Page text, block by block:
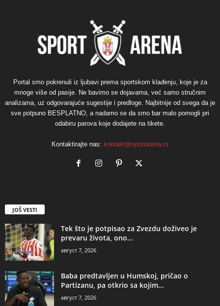
Portal smo pokrenuli iz ljubavi prema sportskom klađenju, koje je za
mnoge više od pasije. Ne bavimo se dojavama, već samo stručnim
analizama, uz odgovarajuće sugestije i predloge. Najbitnije od svega da je
sve potpuno BESPLATNO, a nadamo se da smo bar malo pomogli pri
odabiru parova koje dodajete na tikete.
Kontaktirajte nas: kontakt@sportarena.rs
JOŠ VESTI
Tek što je potpisao za Zvezdu doživeo je
prevaru života, ono...
август 7, 2026
Baba predtavljen u Humskoj, pričao o
Partizanu, pa otkrio sa kojim...
август 7, 2026